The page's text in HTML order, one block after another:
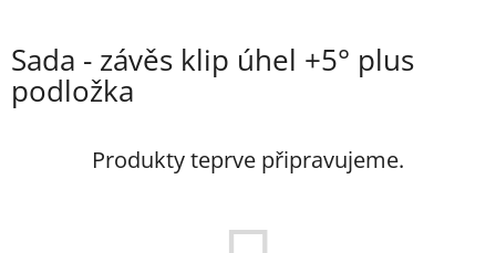
Sada - závěs klip úhel +5° plus
podložka
Produkty teprve připravujeme.